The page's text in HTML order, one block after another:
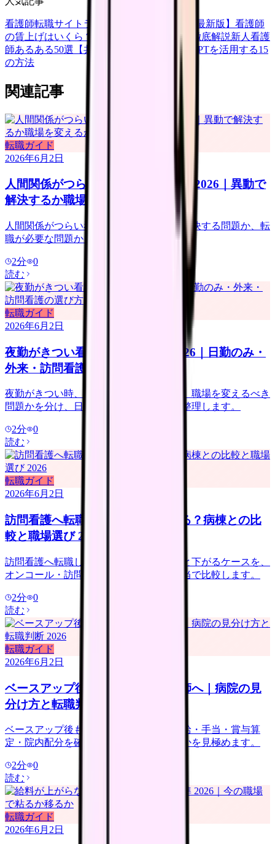
看護師転職サイトランキングTOP5【2026年最新版】 看護師
の賃上げはいくら？2026年度の最新情報を徹底解説新人看護
師あるある50選【共感必至】
看護師がChatGPTを活用する15
の方法
関連記事
転職ガイド
2026年6月2日
人間関係がつらい看護師の転職判断 2026｜異動で
解決するか職場を変えるか
人間関係がつらい看護師向けに、異動で解決する問題か、転
職が必要な問題かを整理します。
2分
0
読む
転職ガイド
2026年6月2日
夜勤がきつい看護師の転職判断 2026｜日勤のみ・
外来・訪問看護の選び方
夜勤がきつい時、休めば回復する問題か、職場を変えるべき
問題かを分け、日勤のみ求人の注意点を整理します。
2分
0
読む
転職ガイド
2026年6月2日
訪問看護へ転職すると給料は上がる？病棟との比
較と職場選び 2026
訪問看護へ転職して給料が上がるケースと下がるケースを、
オンコール・訪問件数・管理者候補・手当で比較します。
2分
0
読む
転職ガイド
2026年6月2日
ベースアップ後も給料が低い看護師へ｜病院の見
分け方と転職判断 2026
ベースアップ後も給料が低い時は、基本給・手当・賞与算
定・院内配分を確認し、改善しない職場かを見極めます。
2分
0
読む
転職ガイド
2026年6月2日